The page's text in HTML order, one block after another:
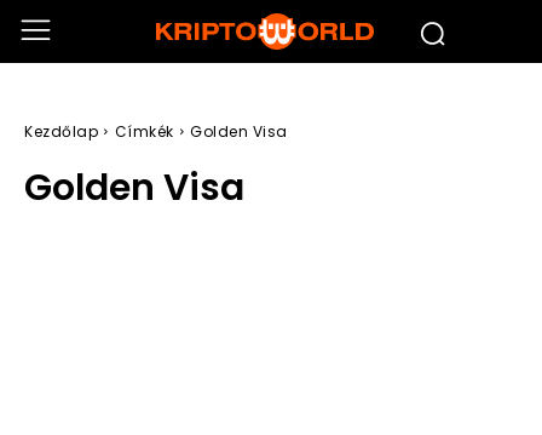
Kezdőlap Címkék Golden Visa
Golden Visa